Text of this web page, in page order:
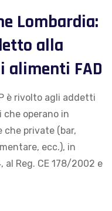
Lombardia:
alla
alimenti FAD
è rivolto agli addetti
che operano in
che private (bar,
ecc.), in
Reg. CE 178/2002 e